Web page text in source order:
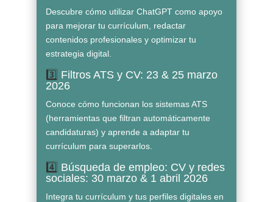
Descubre cómo utilizar ChatGPTcomo apoyo
para mejorar tu currículum, redactar
contenidos profesionales y optimizar tu
estrategia digital.
3️⃣ Filtros ATS y CV: 23 & 25 marzo
2026
Conoce cómo funcionan los sistemas ATS
(herramientas que filtran automáticamente
candidaturas) y aprende a adaptar tu
currículum para superarlos.
4️⃣ Búsqueda de empleo: CV y redes
sociales: 30 marzo & 1 abril 2026
Integra tu currículum y tus perfiles digitales en